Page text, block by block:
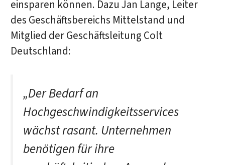
einsparen können. Dazu Jan Lange, Leiter
des Geschäftsbereichs Mittelstand und
Mitglied der Geschäftsleitung Colt
Deutschland:
„Der Bedarf an
Hochgeschwindigkeitsservices
wächst rasant. Unternehmen
benötigen für ihre